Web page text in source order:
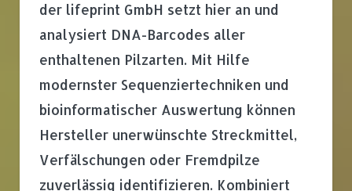
der lifeprint GmbH setzt hier an und
analysiert DNA-Barcodes aller
enthaltenen Pilzarten. Mit Hilfe
modernster Sequenziertechniken und
bioinformatischer Auswertung können
Hersteller unerwünschte Streckmittel,
Verfälschungen oder Fremdpilze
zuverlässig identifizieren. Kombiniert